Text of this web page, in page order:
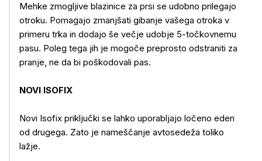
Mehke zmogljive blazinice za prsi se udobno prilegajo
otroku. Pomagajo zmanjšati gibanje vašega otroka v
primeru trka in dodajo še večje udobje 5-točkovnemu
pasu. Poleg tega jih je mogoče preprosto odstraniti za
pranje, ne da bi poškodovali pas.
NOVI ISOFIX
Novi Isofix priključki se lahko uporabljajo ločeno eden
od drugega. Zato je nameščanje avtosedeža toliko
lažje.